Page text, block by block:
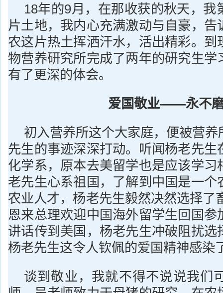
18年的9月，在那收获的秋天，我
片土地，我内心充满激动与自豪，告
农这片热土挥洒汗水，活出精彩。到
物营养研究所完成了两年的研究生学
有了更深的体会。
爱国敬业——永不
初入营养所这个大家庭，便被营
先生的事迹深深打动。听闻杨老先生
化学系，原本去美留学也是应该学习
老先生心系祖国，了解到中国是一个
农业人才，杨老先生毅然决然选择了
恩来总理欢迎中国海外留学生回国参
讲话传到美国，杨老先生冲破阻扰选
杨老先生这令人钦佩的爱国精神感染
谈到敬业，我就不得不说说我们